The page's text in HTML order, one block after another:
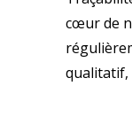
cœur de
qualitatif,